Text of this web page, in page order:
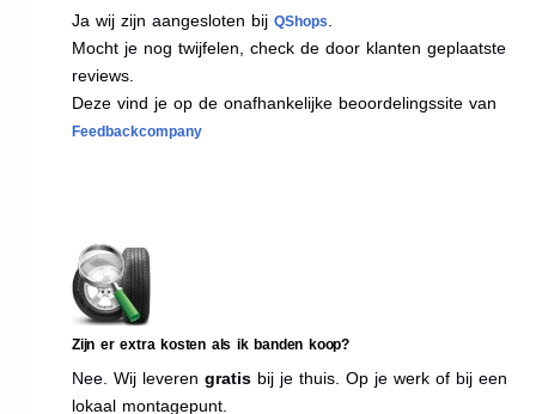
Ja wij zijn aangesloten bij QShops
Mocht je nog twijfelen, check de door klanten geplaatste
reviews.
Deze vind je op de onafhankelijke beoordelingssite van
Feedbackcompany
Zijn er extra kosten als ik banden koop?
Nee. Wij leveren gratis bij je thuis. Op je werk of bij een
lokaal montagepunt.